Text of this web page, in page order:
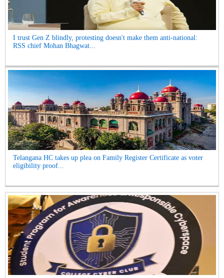
I trust Gen Z blindly, protesting doesn't make them anti-national:
RSS chief Mohan Bhagwat...
Telangana HC takes up plea on Family Register Certificate as voter
eligibility proof...